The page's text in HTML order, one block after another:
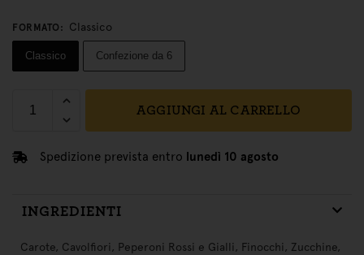
FORMATO : Classico
Classico Confezione da 6
AGGIUNGI AL CARRELLO
Spedizione prevista entro lunedì 10 agosto
INGREDIENTI
Carote, Cavolfiori, Peperoni Rossi e Gialli, Finocchi, Zucchine,